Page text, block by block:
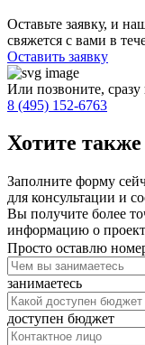
Оставьте заявку, и
свяжется с вами в
Оставить заявку
Или позвоните, сразу
8 (495) 152-6763
Хотите
Заполните форму
для консультации и
Вы получите более
информацию о
Просто оставлю
занимаетесь
доступен бюджет